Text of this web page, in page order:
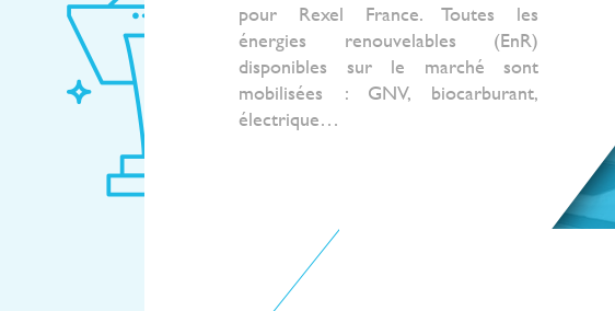
pour Rexel France. Toutes les
énergies renouvelables (EnR)
disponibles sur le marché sont
mobilisées : GNV, biocarburant,
électrique…